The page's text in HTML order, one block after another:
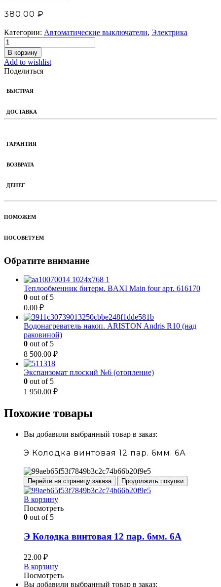
380.00 ₽
Категории: Автоматические выключатели, Электрика
В корзину
Add to wishlist
Поделиться
БЫСТРАЯ
ДОСТАВКА
ГАРАНТИЯ
ВОЗВРАТА
ДЕНЕГ
ПОМОЖЕМ
ПОСОВЕТУЕМ
Обратите внимание
Теплообменник битерм. BAXI Main four арт. 616170
0 out of 5
0.00 ₽
Водонагреватель накоп. ARISTON Andris R10 (над
раковиной)
0 out of 5
8 500.00 ₽
Экспанзомат плоский №6 (отопление)
0 out of 5
1 950.00 ₽
Похожие товары
Вы добавили выбранный товар в заказ:
Э Колодка винтовая 12 пар. 6мм. 6А
Перейти на страницу заказа Продолжить покупки
В корзину
Посмотреть
0 out of 5
Э Колодка винтовая 12 пар. 6мм. 6А
22.00 ₽
В корзину
Посмотреть
Вы добавили выбранный товар в заказ: